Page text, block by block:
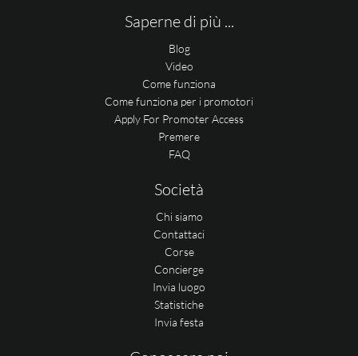
Saperne di più ...
Blog
Video
Come funziona
Come funziona per i promotori
Apply For Promoter Access
Premere
FAQ
Società
Chi siamo
Contattaci
Corse
Concierge
Invia luogo
Statistiche
Invia festa